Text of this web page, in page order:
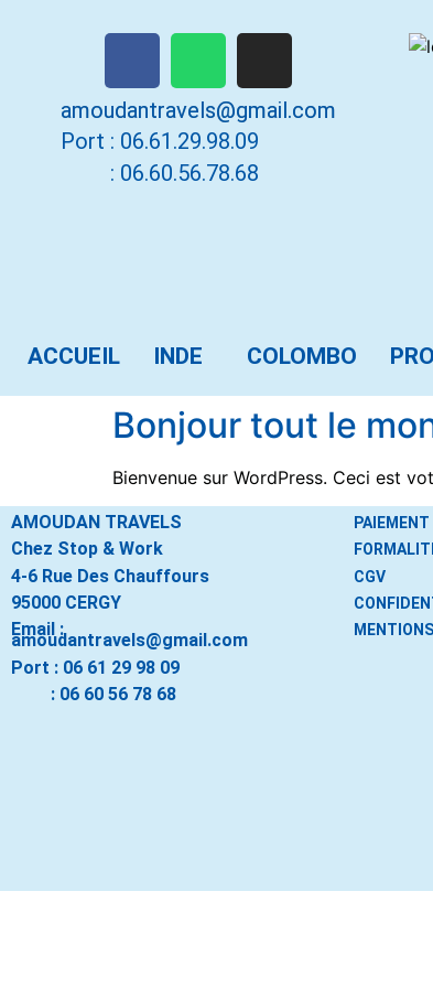
amoudantravels@gmail.com
Port : 06.61.29.98.09
: 06.60.56.78.68
ACCUEIL INDE COLOMBO
Bonjour tout le
Bienvenue sur WordPress. Ceci est
AMOUDAN TRAVELS
Chez Stop & Work
4-6 Rue Des Chauffours
95000 CERGY
Email :
amoudantravels@gmail.com
Port : 06 61 29 98 09
: 06 60 56 78 68
CGV